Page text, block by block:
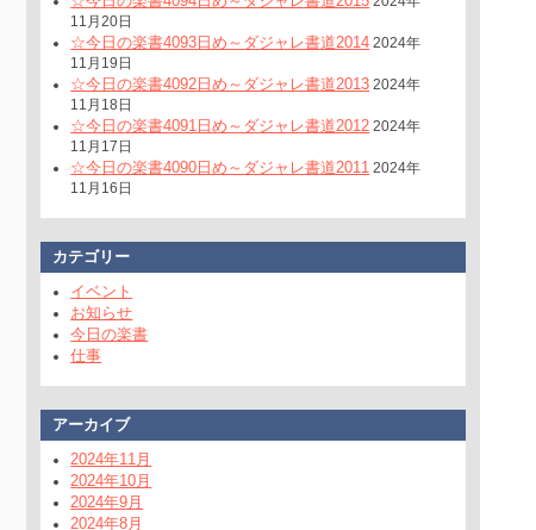
11月20日
☆今日の楽書4093日め～ダジャレ書道2014 2024年
11月19日
☆今日の楽書4092日め～ダジャレ書道2013 2024年
11月18日
☆今日の楽書4091日め～ダジャレ書道2012 2024年
11月17日
☆今日の楽書4090日め～ダジャレ書道2011 2024年
11月16日
カテゴリー
イベント
お知らせ
今日の楽書
仕事
アーカイブ
2024年11月
2024年10月
2024年9月
2024年8月